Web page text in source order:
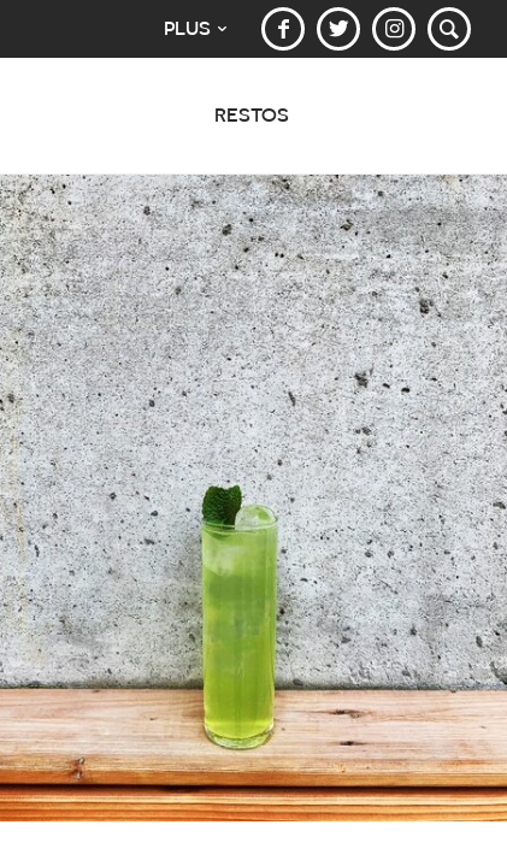
PLUS
RESTOS